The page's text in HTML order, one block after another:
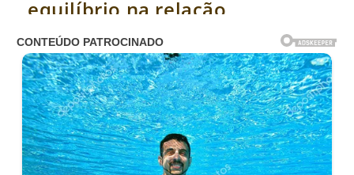
equilíbrio na relação